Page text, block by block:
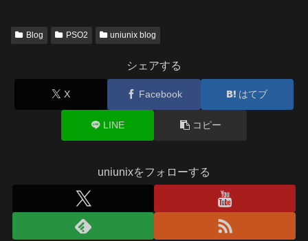
Blog PSO2 uniunix blog
シェアする
X Facebook はてブ
LINE コピー
uniunixをフォローする